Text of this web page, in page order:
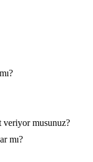
veriyor musunuz?
mı?